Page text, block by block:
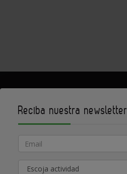
Reciba nuestra newsletter
Email
Actividad